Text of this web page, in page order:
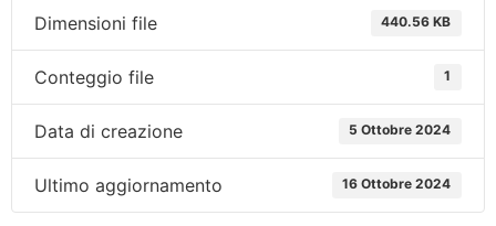
Dimensioni file 440.56 KB
Conteggio file 1
Data di creazione 5 Ottobre 2024
Ultimo aggiornamento 16 Ottobre 2024